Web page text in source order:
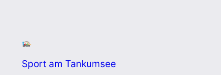
Sport am Tankumsee